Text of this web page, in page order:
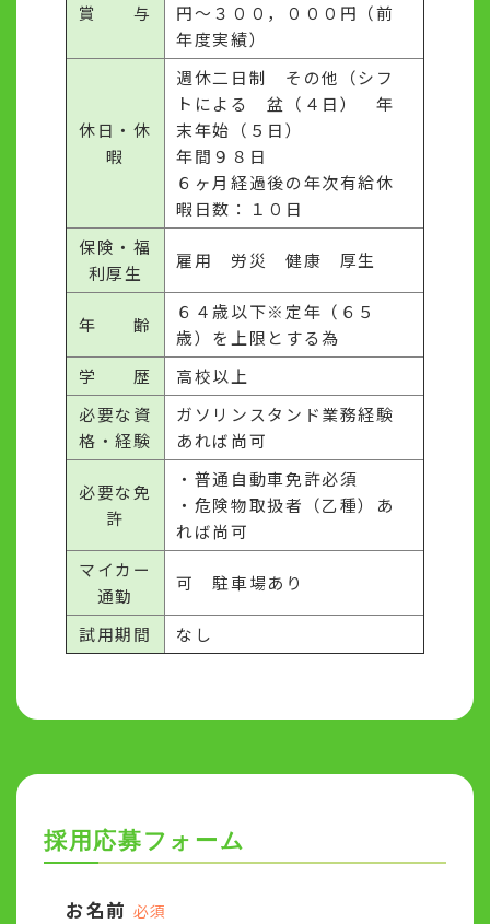
賞 与
円～３００，０００円（前
年度実績）
休日・休
暇
週休二日制 その他（シフ
トによる 盆（４日） 年
末年始（５日）
年間９８日
６ヶ月経過後の年次有給休
暇日数：１０日
保険・福
利厚生
雇用 労災 健康 厚生
年 齢
６４歳以下※定年（６５
歳）を上限とする為
学 歴
高校以上
必要な資
格・経験
ガソリンスタンド業務経験
あれば尚可
必要な免
許
・普通自動車免許必須
・危険物取扱者（乙種）あ
れば尚可
マイカー
通勤
可 駐車場あり
試用期間 なし
採用応募フォーム
お名前 必須